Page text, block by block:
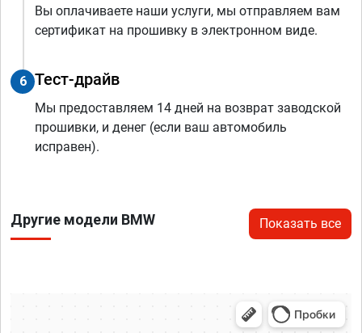
Вы оплачиваете наши услуги, мы отправляем вам
сертификат на прошивку в электронном виде.
6 Тест-драйв
Мы предоставляем 14 дней на возврат заводской
прошивки, и денег (если ваш автомобиль
исправен).
Другие модели BMW Показать все